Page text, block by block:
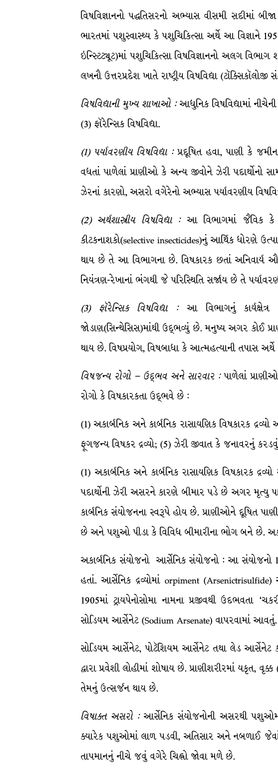
વિષવિજ્ઞાનનો પદ્ધતિસરનો અભ્યાસ વીસમી સદીમાં
ભારતમાં પશુસ્વાસ્થ્ય કે પશુચિકિત્સા અર્થે આ વિજ્ઞાને
ઇન્સ્ટિટ્યૂટ)માં પશુચિકિત્સા વિષવિજ્ઞાનનો અલગ
લખનૌ ઉત્તરપ્રદેશ ખાતે રાષ્ટ્રીય વિષવિદ્યા
વિષવિદ્યાની મુખ્ય શાખાઓ:આધુનિક વિષવિદ્યામાં
(3) ફૉરેન્સિક વિષવિદ્યા.
(1) પર્યાવરણીય વિષવિદ્યા:પ્રદૂષિત હવા, પાણી કે
વધતાં પાળેલાં પ્રાણીઓ કે અન્ય જીવોને ઝેરી
ઝેરનાં કારણો, અસરો વગેરેનો અભ્યાસ પર્યાવરણીય
(2) અર્થશાસ્ત્રીય વિષવિદ્યા:આ વિભાગમાં જૈવિક કે
કીટકનાશકો(selective insecticides)નું આર્થિક ધોરણે
થાય છે તે આ વિભાગના છે. વિષકારક છતાં અનિવાર્ય
નિયંત્રણ-રેખાનાં ભંગથી જે પરિસ્થિતિ સર્જાય છે તે
(3) ફૉરેન્સિક વિષવિદ્યા:આ વિભાગનું કાર્યક્ષેત્ર
જોડાણ(સિન્થેસિસ)માંથી ઉદ્ભવ્યું છે. મનુષ્ય અગર કોઈ
થાય છે. વિષપ્રયોગ, વિષબાધા કે આત્મહત્યાની તપાસ
વિષજન્ય રોગો – ઉદ્ભવ અને સારવાર :પાળેલાં
રોગો કે વિષકારકતા ઉદ્ભવે છે :
(1) અકાર્બનિક અને કાર્બનિક રાસાયણિક વિષકારક
ફૂગજન્ય વિષકર દ્રવ્યો; (5) ઝેરી જીવાત કે જનાવરનું
(1) અકાર્બનિક અને કાર્બનિક રાસાયણિક વિષકારક
પદાર્થોની ઝેરી અસરને કારણે બીમાર પડે છે અગર મૃત્યુ
કાર્બનિક સંયોજનના સ્વરૂપે હોય છે. પ્રાણીઓને દૂષિત
છે અને પશુઓ પીડા કે વિવિધ બીમારીના ભોગ બને છે.
અકાર્બનિક સંયોજનો આર્સેનિક સંયોજનો : આ સંયોજનો
હતાં. આર્સેનિક દ્રવ્યોમાં orpiment
1905માં ટ્રાયપેનોસોમા નામના પ્રજીવથી ઉદભવતા
સોડિયમ આર્સેનેટ (Sodium Arsenate) વાપરવામાં
સોડિયમ આર્સેનેટ, પોટૅશિયમ આર્સેનેટ તથા લેડ આર્સેનેટ
દ્વારા પ્રવેશી લોહીમાં શોષાય છે. પ્રાણીશરીરમાં યકૃત,
તેમનું ઉત્સર્જન થાય છે.
વિષાક્ત અસરો:આર્સેનિક સંયોજનોની અસરથી
ક્યારેક પશુઓમાં લાળ પડવી, અતિસાર અને નબળાઈ જેવાં
તાપમાનનું નીચે જવું વગેરે ચિહ્નો જોવા મળે છે.